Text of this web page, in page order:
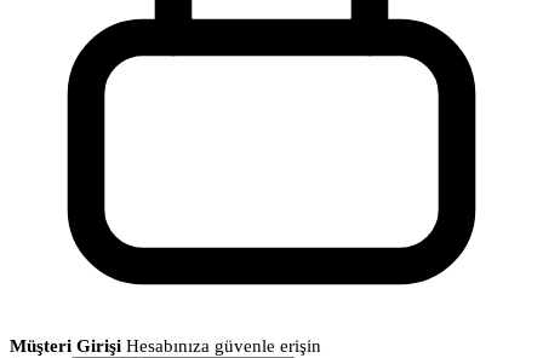
Müşteri Girişi Hesabınıza güvenle erişin